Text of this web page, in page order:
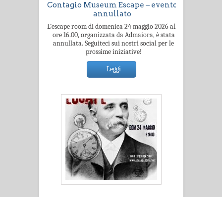
Contagio Museum Escape – evento
annullato
L’escape room di domenica 24 maggio 2026 alle
ore 16.00, organizzata da Admaiora, è stata
annullata. Seguiteci sui nostri social per le
prossime iniziative!
Leggi